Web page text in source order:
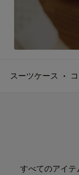
スーツケース
すべてのアイ